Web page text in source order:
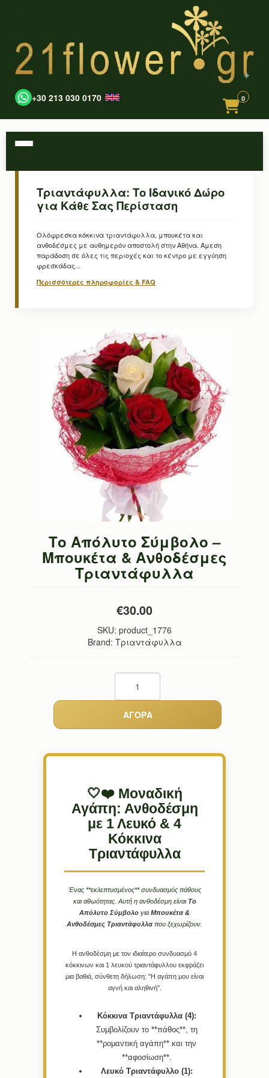
+30 213 030 0170 0
Τριαντάφυλλα: Το Ιδανικό Δώρο
για Κάθε Σας Περίσταση
Ολόφρεσκα κόκκινα τριαντάφυλλα, μπουκέτα και
ανθοδέσμες με αυθημερόν αποστολή στην Αθήνα. Άμεση
παράδοση σε όλες τις περιοχές και το κέντρο με εγγύηση
φρεσκάδας...
Περισσότερες πληροφορίες & FAQ
Το Απόλυτο Σύμβολο –
Μπουκέτα & Ανθοδέσμες
Τριαντάφυλλα
€30.00
SKU: product_1776
Brand: Τριαντάφυλλα
🤍❤️ Μοναδική
Αγάπη: Ανθοδέσμη
με 1 Λευκό & 4
Κόκκινα
Τριαντάφυλλα
Ένας **εκλεπτυσμένος** συνδυασμός πάθους
και αθωότητας. Αυτή η ανθοδέσμη είναι Το
Απόλυτο Σύμβολο γιαΜπουκέτα &
Ανθοδέσμες Τριαντάφυλλα που ξεχωρίζουν.
Η ανθοδέσμη με τον ιδιαίτερο συνδυασμό 4
κόκκινων και 1 λευκού τριαντάφυλλου εκφράζει
μια βαθιά, σύνθετη δήλωση: "Η αγάπη μου είναι
αγνή και αληθινή".
Κόκκινα Τριαντάφυλλα (4):
Συμβολίζουν το **πάθος**, τη
**ρομαντική αγάπη** και την
**αφοσίωση**.
Λευκό Τριαντάφυλλο (1):